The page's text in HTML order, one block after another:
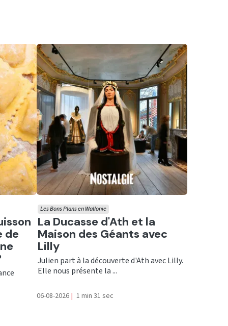
de
Ecouter
La Ducasse d'Ath et la
Maison des Géants avec
Lilly
Les Bons Plans en Wallonie
Julien part à la découverte d'Ath avec Lilly.
Elle nous présente la ...
06-08-2026 | 1 min 31 sec